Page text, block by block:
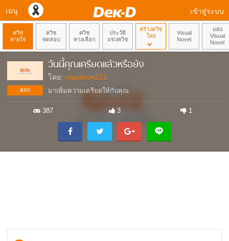
เมนู เข้าสู่ระบบ
ควิซ
ทายใจ
ควิซ
ทดสอบ
ควิซ
ทางเลือก
ประวัติ
แข่งควิซ
สร้างควิซ
ใหม่
Visual
Novel
แต่ง
Visual
Novel
ตลก
วันนี้คุณเครียดแล้วหรือยัง
โดย: napatson221
มาเพิ่มความเครียดให้กับคุณ
387 3 1